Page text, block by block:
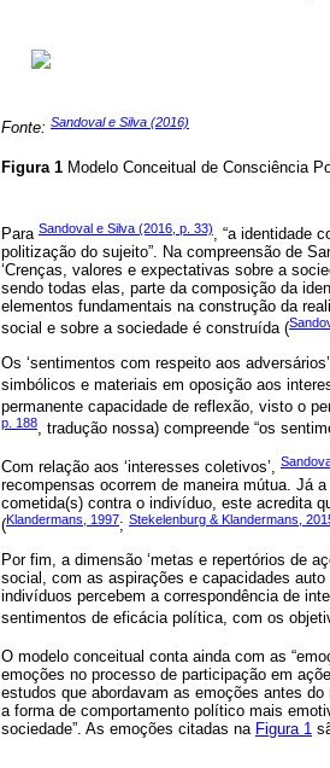
Fonte: Sandoval e Silva (2016)
Figura 1 Modelo Conceitual de Consciência
Para Sandoval e Silva (2016, p. 33), “a identidade
politização do sujeito”. Na compreensão de
‘Crenças, valores e expectativas sobre a
sendo todas elas, parte da composição da
elementos fundamentais na construção da
social e sobre a sociedade é construída (
Os ‘sentimentos com respeito aos
simbólicos e materiais em oposição aos
permanente capacidade de reflexão, visto o
p. 188, tradução nossa) compreende “os
Com relação aos ‘interesses coletivos’,
recompensas ocorrem de maneira mútua. Já
cometida(s) contra o indivíduo, este acredita
(Klandermans, 1997; Stekelenburg & Klandermans,
Por fim, a dimensão ‘metas e repertórios de
social, com as aspirações e capacidades
indivíduos percebem a correspondência de
sentimentos de eficácia política, com os
O modelo conceitual conta ainda com as
emoções no processo de participação em
estudos que abordavam as emoções antes
a forma de comportamento político mais
sociedade”. As emoções citadas na Figura 1